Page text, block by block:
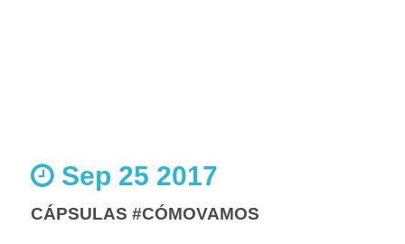
Sep 25 2017
CÁPSULAS #CÓMOVAMOS